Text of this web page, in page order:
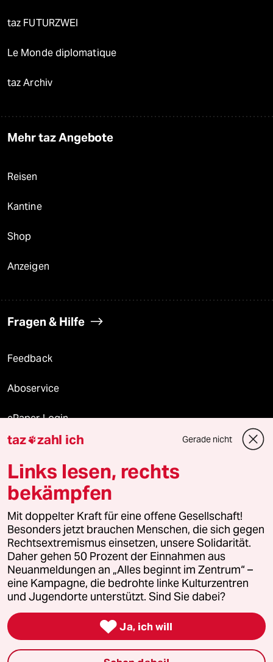
taz FUTURZWEI
Le Monde diplomatique
taz Archiv
Mehr taz Angebote
Reisen
Kantine
Shop
Anzeigen
Fragen & Hilfe
Feedback
Aboservice
ePaper Login
Downloads für Abonnierende
© 2026 taz Verlags und Vertriebs GmbH
Alle Rechte vorbehalten. Bei rechtlichen Fragen oder für Genehmigungen
wenden Sie sich bitte an
lizenzen@taz.de
Feedback Redaktionsstatut Kommune-Richtlinien
Leitlinie Informant Datenschutz Impressum AGB
Seitenwende Einwilligungen widerrufen (Ads)
taz zahl ich Gerade nicht
Links lesen, rechts
bekämpfen
Mit doppelter Kraft für eine offene Gesellschaft!
Besonders jetzt brauchen Menschen, die sich gegen
Rechtsextremismus einsetzen, unsere Solidarität.
Daher gehen 50 Prozent der Einnahmen aus
Neuanmeldungen an „Alles beginnt im Zentrum“ –
eine Kampagne, die bedrohte linke Kulturzentren
und Jugendorte unterstützt. Sind Sie dabei?
 Ja, ich will